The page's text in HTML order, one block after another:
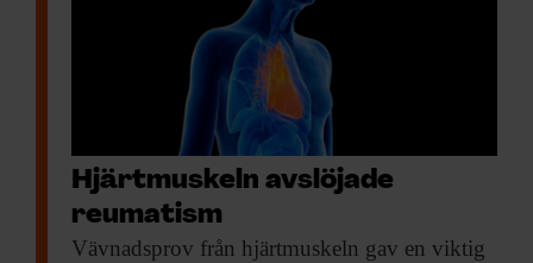
Hjärtmuskeln avslöjade
reumatism
Vävnadsprov från hjärtmuskeln gav en viktig